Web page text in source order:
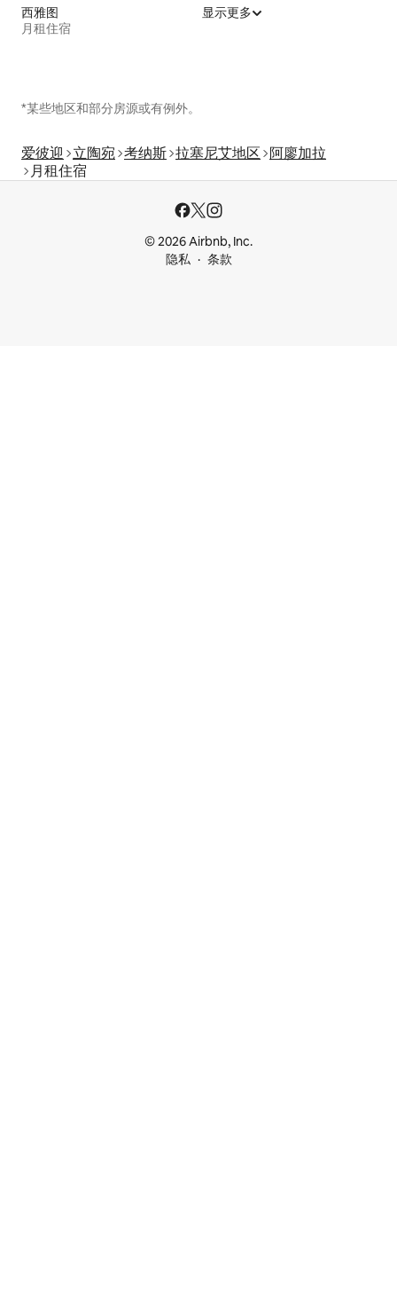
西雅图
月租住宿
显示更多
*某些地区和部分房源或有例外。
爱彼迎 立陶宛 考纳斯 拉塞尼艾地区 阿廖加拉
月租住宿
© 2026 Airbnb, Inc.
隐私
条款